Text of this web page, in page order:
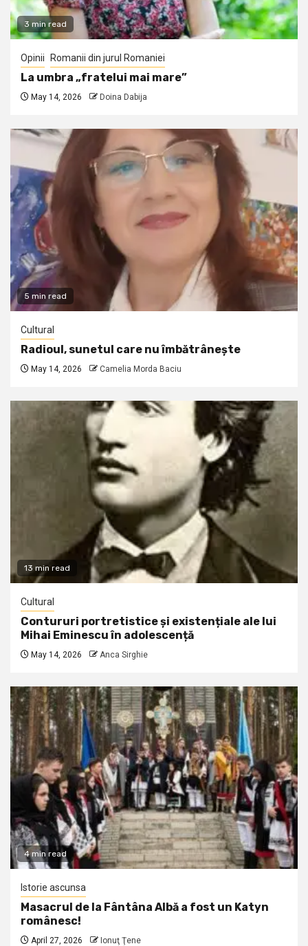
3 min read
Opinii Romanii din jurul Romaniei
La umbra „fratelui mai mare”
May 14, 2026 Doina Dabija
5 min read
Cultural
Radioul, sunetul care nu îmbătrânește
May 14, 2026 Camelia Morda Baciu
13 min read
Cultural
Contururi portretistice și existențiale ale lui
Mihai Eminescu în adolescență
May 14, 2026 Anca Sirghie
4 min read
Istorie ascunsa
Masacrul de la Fântâna Albă a fost un Katyn
românesc!
April 27, 2026 Ionuţ Ţene